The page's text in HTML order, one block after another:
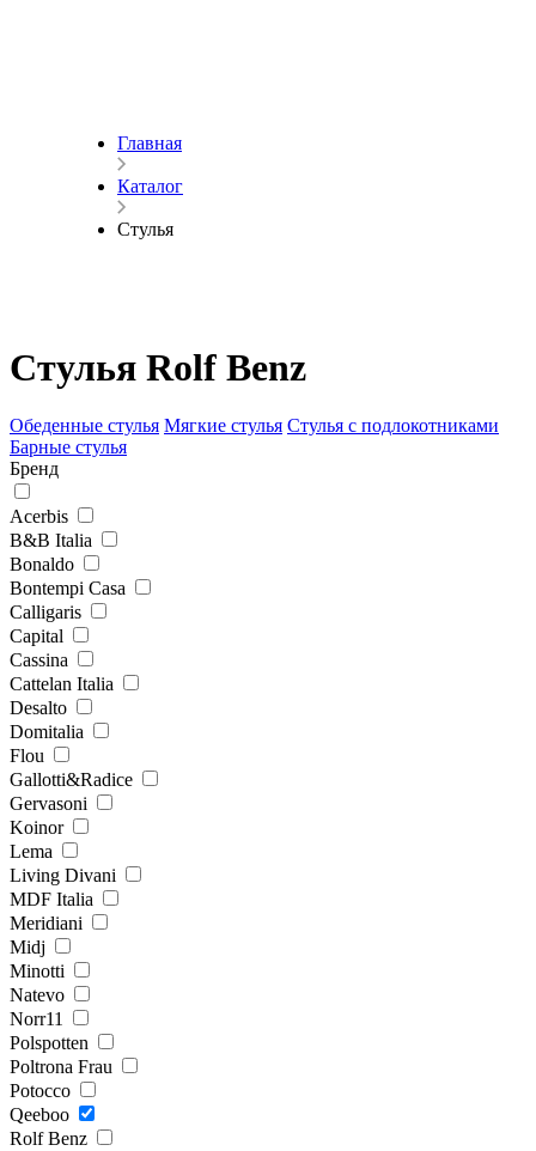
Главная
Каталог
Стулья
Стулья Rolf Benz
Обеденные стулья Мягкие стулья Стулья с подлокотниками
Барные стулья
Бренд
Acerbis
B&B Italia
Bonaldo
Bontempi Casa
Calligaris
Capital
Cassina
Cattelan Italia
Desalto
Domitalia
Flou
Gallotti&Radice
Gervasoni
Koinor
Lema
Living Divani
MDF Italia
Meridiani
Midj
Minotti
Natevo
Norr11
Polspotten
Poltrona Frau
Potocco
Qeeboo
Rolf Benz